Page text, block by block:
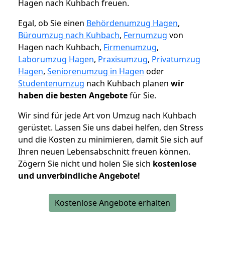
Hagen nach Kuhbach freuen.
Egal, ob Sie einen Behördenumzug Hagen,
Büroumzug nach Kuhbach, Fernumzug von
Hagen nach Kuhbach, Firmenumzug,
Laborumzug Hagen, Praxisumzug, Privatumzug
Hagen, Seniorenumzug in Hagen oder
Studentenumzug nach Kuhbach planen wir
haben die besten Angebotefür Sie.
Wir sind für jede Art von Umzug nach Kuhbach
gerüstet. Lassen Sie uns dabei helfen, den Stress
und die Kosten zu minimieren, damit Sie sich auf
Ihren neuen Lebensabschnitt freuen können.
Zögern Sie nicht und holen Sie sich kostenlose
und unverbindliche Angebote!
Kostenlose Angebote erhalten